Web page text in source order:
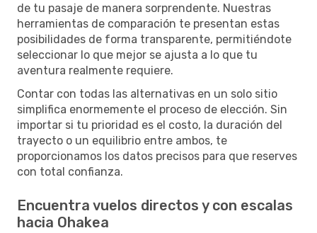
de tu pasaje de manera sorprendente. Nuestras
herramientas de comparación te presentan estas
posibilidades de forma transparente, permitiéndote
seleccionar lo que mejor se ajusta a lo que tu
aventura realmente requiere.
Contar con todas las alternativas en un solo sitio
simplifica enormemente el proceso de elección. Sin
importar si tu prioridad es el costo, la duración del
trayecto o un equilibrio entre ambos, te
proporcionamos los datos precisos para que reserves
con total confianza.
Encuentra vuelos directos y con escalas
hacia Ohakea